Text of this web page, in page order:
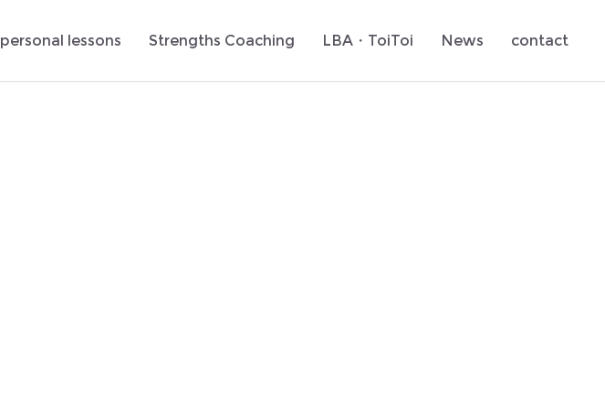
personal lessons Strengths Coaching LBA・ToiToi News contact